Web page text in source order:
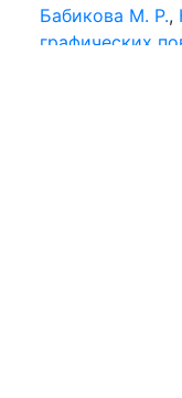
Бабикова М. Р.,
графических